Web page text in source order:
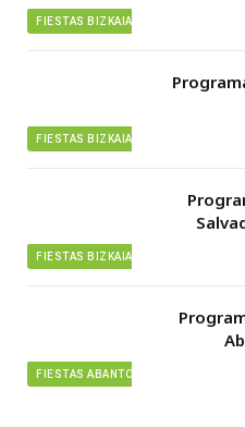
FIESTAS BIZKAIA
FIESTAS BIZKAIA
FIESTAS BIZKAIA
FIESTAS ABANTO ZIERBENA